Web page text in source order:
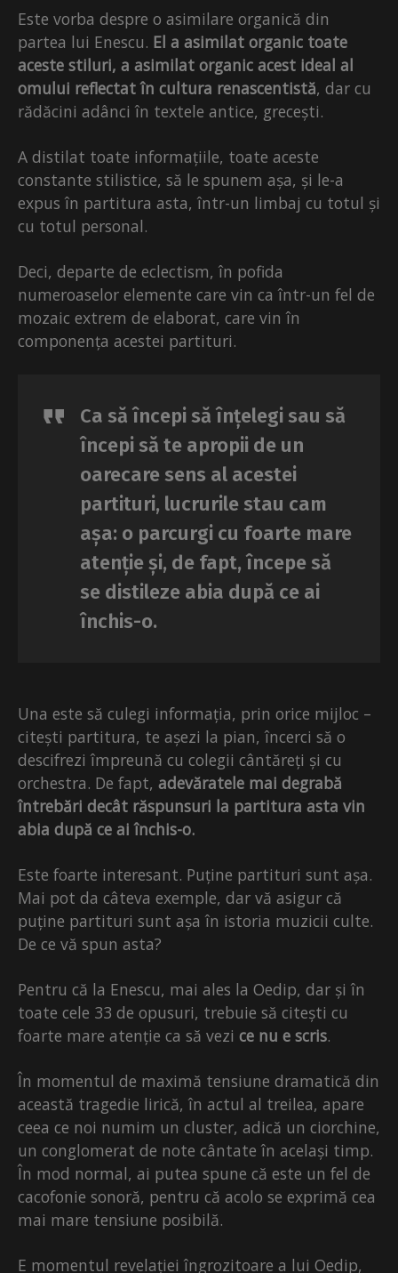
Este vorba despre o asimilare organică din
partea lui Enescu. El a asimilat organic toate
aceste stiluri, a asimilat organic acest ideal al
omului reflectat în cultura renascentistă, dar cu
rădăcini adânci în textele antice, grecești.
A distilat toate informațiile, toate aceste
constante stilistice, să le spunem așa, și le-a
expus în partitura asta, într-un limbaj cu totul și
cu totul personal.
Deci, departe de eclectism, în pofida
numeroaselor elemente care vin ca într-un fel de
mozaic extrem de elaborat, care vin în
componența acestei partituri.
Ca să începi să înțelegi sau să
începi să te apropii de un
oarecare sens al acestei
partituri, lucrurile stau cam
așa: o parcurgi cu foarte mare
atenție și, de fapt, începe să
se distileze abia după ce ai
închis-o.
Una este să culegi informația, prin orice mijloc –
citești partitura, te așezi la pian, încerci să o
descifrezi împreună cu colegii cântăreți și cu
orchestra. De fapt, adevăratele mai degrabă
întrebări decât răspunsuri la partitura asta vin
abia după ce ai închis-o.
Este foarte interesant. Puține partituri sunt așa.
Mai pot da câteva exemple, dar vă asigur că
puține partituri sunt așa în istoria muzicii culte.
De ce vă spun asta?
Pentru că la Enescu, mai ales la Oedip, dar și în
toate cele 33 de opusuri, trebuie să citești cu
foarte mare atenție ca să vezi ce nu e scris.
În momentul de maximă tensiune dramatică din
această tragedie lirică, în actul al treilea, apare
ceea ce noi numim un cluster, adică un ciorchine,
un conglomerat de note cântate în același timp.
În mod normal, ai putea spune că este un fel de
cacofonie sonoră, pentru că acolo se exprimă cea
mai mare tensiune posibilă.
E momentul revelației îngrozitoare a lui Oedip,